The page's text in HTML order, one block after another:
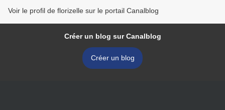
Voir le profil de florizelle sur le portail Canalblog
Créer un blog sur Canalblog
Créer un blog